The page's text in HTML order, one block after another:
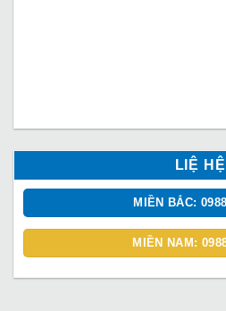
LIỆ HỆ
MIỀN BẮC:
MIỀN NAM: